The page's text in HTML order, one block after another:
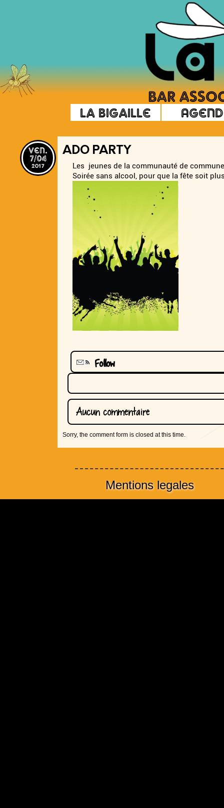
La Bigaille
ven.
7/04
2017
ADO PARTY
Les jeunes de la communauté de
Soirée sans alcool, pour que la fête soit
Follow
Aucun commentaire
Sorry, the comment form is closed at this time.
Mentions legales